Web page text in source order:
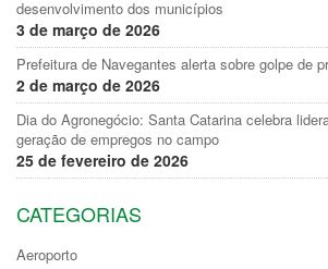
desenvolvimento dos municípios
3 de março de 2026
Prefeitura de Navegantes alerta sobre golpe de
2 de março de 2026
Dia do Agronegócio: Santa Catarina celebra
geração de empregos no campo
25 de fevereiro de 2026
CATEGORIAS
Aeroporto